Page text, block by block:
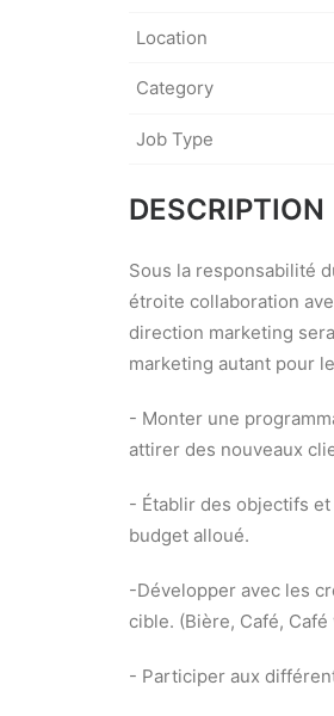
Location
Category
Job Type
DESCRIPTION
Sous la responsabilité
étroite collaboration
direction marketing
marketing autant pour
- Monter une
attirer des nouveaux
- Établir des objectifs
budget alloué.
-Développer avec les
cible. (Bière, Café,
- Participer aux